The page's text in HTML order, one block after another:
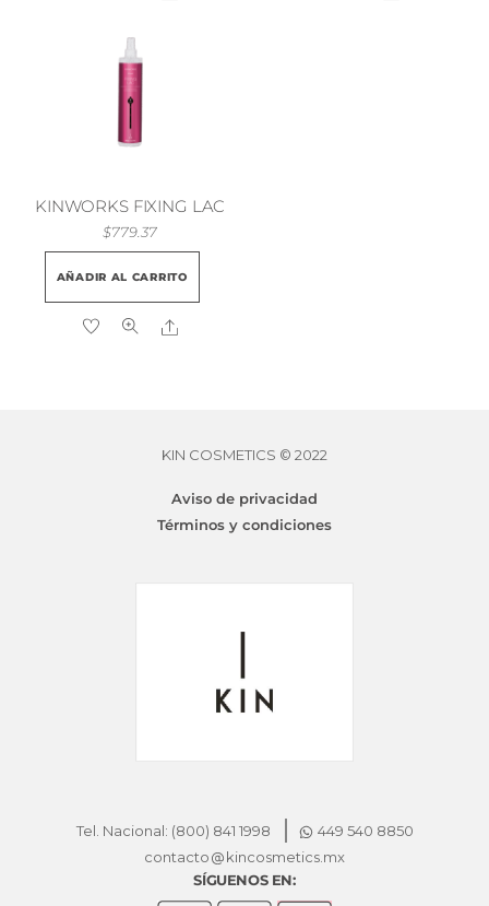
KINWORKS FIXING LAC
$779.37
AÑADIR AL CARRITO
Share
KIN COSMETICS © 2022
Aviso de privacidad
Términos y condiciones
Tel. Nacional: (800) 841 1998
449 540 8850
contacto
kincosmetics.mx
SÍGUENOS EN: